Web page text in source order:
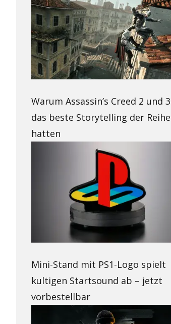
Warum Assassin’s Creed 2 und 3
das beste Storytelling der Reihe
hatten
Mini-Stand mit PS1-Logo spielt
kultigen Startsound ab – jetzt
vorbestellbar